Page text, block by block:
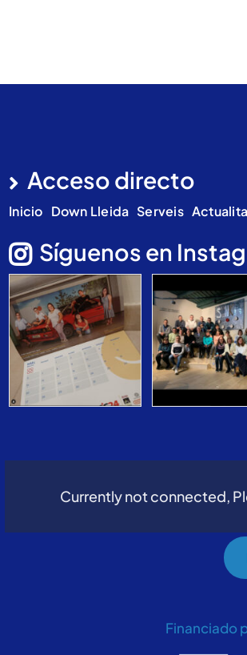
Acceso directo
Inicio Down Lleida Serveis
Síguenos en
Currently not connected,
Financiado